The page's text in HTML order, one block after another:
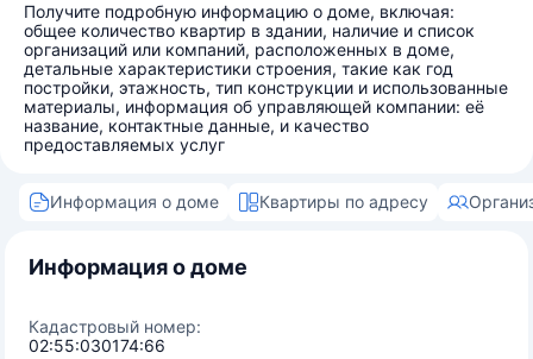
Получите подробную информацию о доме, включая:
общее количество квартир в здании, наличие и список
организаций или компаний, расположенных в доме,
детальные характеристики строения, такие как год
постройки, этажность, тип конструкции и использованные
материалы, информация об управляющей компании: её
название, контактные данные, и качество
предоставляемых услуг
Информация о доме Квартиры по адресу
Информация о доме
Кадастровый номер:
02:55:030174:66